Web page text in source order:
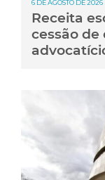
6 DE AGOSTO DE 2026
Receita
cessão